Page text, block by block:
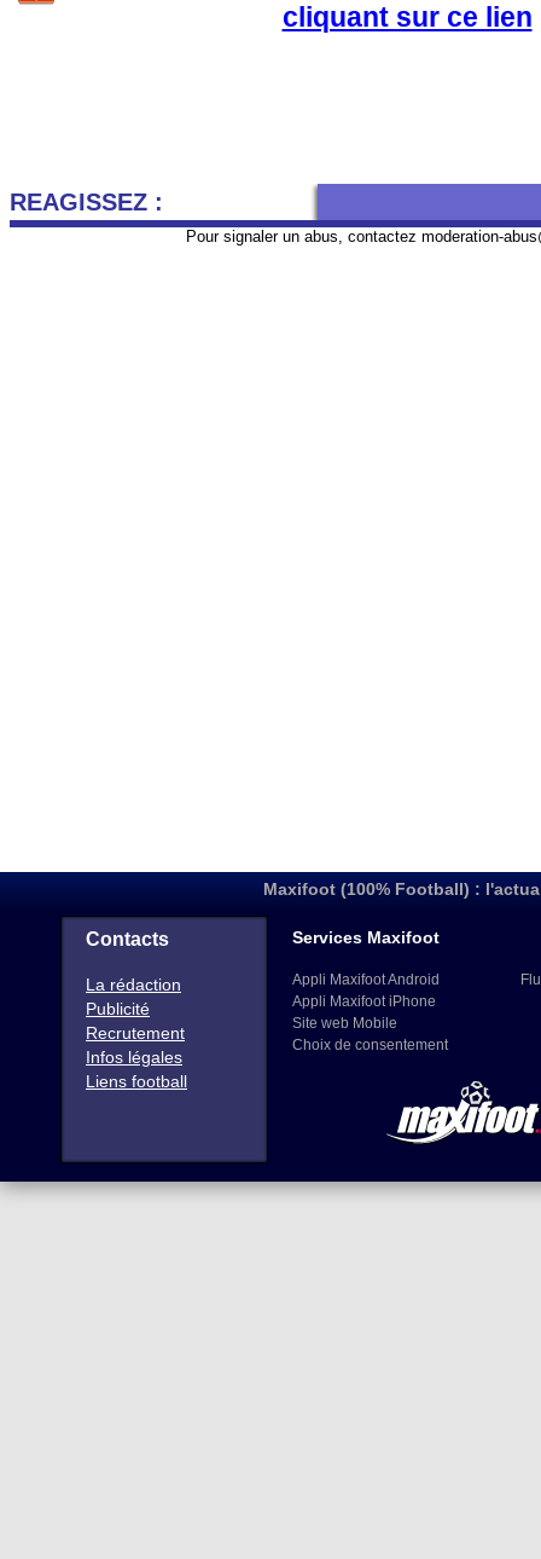
cliquant sur ce lien
REAGISSEZ :
Pour signaler un abus, contactez moderation-
Maxifoot (100% Football) :
Contacts
La rédaction
Publicité
Recrutement
Infos légales
Liens football
Services Maxifoot
Appli Maxifoot Android
Appli Maxifoot iPhone
Site web Mobile
Choix de consentement